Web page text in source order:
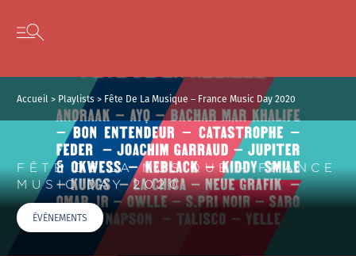
Skip to content
Open secondary menu
Accueil > Playlists > Fête De La Musique – France Music Day 2020
FÊTE DE LA MUSIQUE – FRANCE
MUSIC DAY 2020
ÉVÉNEMENTS